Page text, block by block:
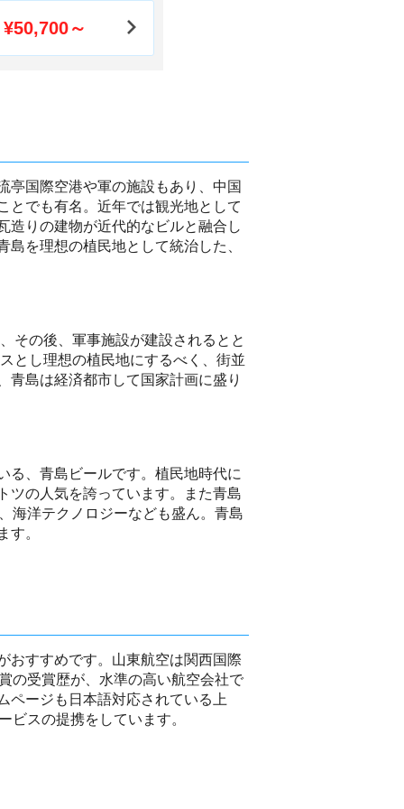
¥50,700～
亭国際空港や軍の施設もあり、中国
とでも有名。近年では観光地として
造りの建物が近代的なビルと融合し
を理想の植民地として統治した、
その後、軍事施設が建設されるとと
とし理想の植民地にするべく、街並
青島は経済都市して国家計画に盛り
る、青島ビールです。植民地時代に
ツの人気を誇っています。また青島
海洋テクノロジーなども盛ん。青島
す。
おすすめです。山東航空は関西国際
の受賞歴が、水準の高い航空会社で
ページも日本語対応されている上
スの提携をしています。